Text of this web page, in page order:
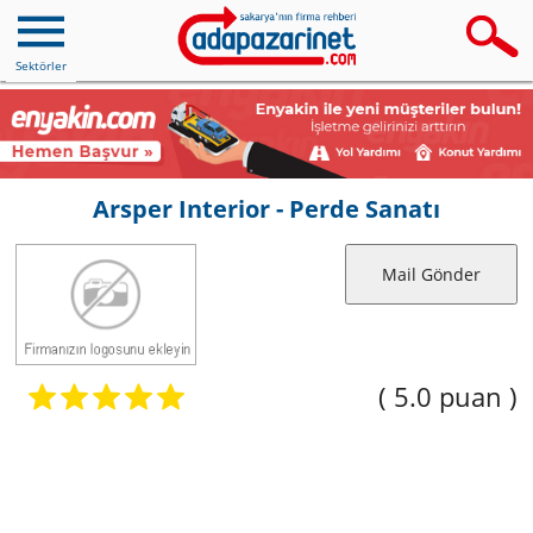
Sektörler
Arsper Interior - Perde Sanatı
Mail Gönder
( 5.0 puan )